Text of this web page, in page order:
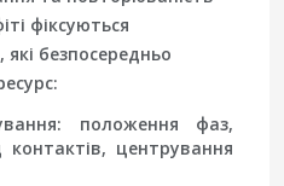
фіксуються
безпосередньо
: положення фаз,
контактів, центрування